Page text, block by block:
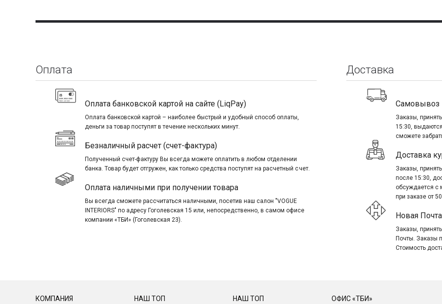
Оплата
Оплата банковской картой на сайте (LiqPay)
Оплата банковской картой – наиболее быстрый и удобный способ оплаты,
деньги за товар поступят в течение нескольких минут.
Безналичный расчет (счет-фактура)
Полученный счет-фактуру Вы всегда можете оплатить в любом отделении
банка. Товар будет отгружен, как только средства поступят на расчетный счет.
Оплата наличными при получении товара
Вы всегда сможете рассчитаться наличными, посетив наш салон "VOGUE
INTERIORS" по адресу Гоголевская 15 или, непосредственно, в самом офисе
компании «ТБИ» (Гоголевская 23).
Доставка
Самовывоз
Заказы,
15:30,
сможете
Доставка
Заказы,
после 15:30,
обсуждается с
при заказе от
Новая
Заказы,
Почты. Заказы
Стоимость
КОМПАНИЯ НАШ ТОП НАШ ТОП ОФИС «ТБИ»